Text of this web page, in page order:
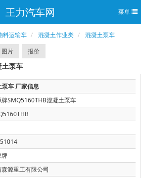
王力汽车网 菜单
料运输车 混凝土作业类
混凝土泵车
图片 报价
泵车
车 厂家信息
牌SMQ5160THB混凝土泵车
牌
源重工有限公司